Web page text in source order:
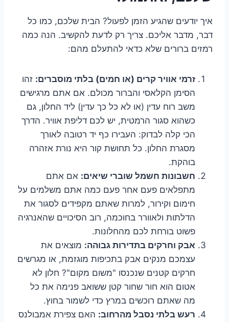
איך יודעים שהגיע הזמן לפעול? הבית שלכם, כמו כל
דבר, מדבר אליכם. צריך רק לדעת להקשיב. הנה כמה
רמזים ברורים שלא כדאי להתעלם מהם:
זרמי אוויר קרים (או חמים) בלתי מוסברים: זהו
הסימן הקלאסי והברור מכולם. אם אתם מרגישים
משב רוח עדין (או לא כל כך עדין) ליד החלון, גם
כשהוא סגור הרמטית, יש לכם דליפת אוויר. הדרך
הכי קלה לבדוק: העבירו כף יד רטובה לאורך
מסגרת החלון. כל תחושת קור היא נורת אזהרה
בוהקת.
חשבונות חשמל שוברי שיאים: אם אתם
מתפלאים פעם אחר פעם כמה אתם משלמים על
חימום וקירור, למרות שאתם מקפידים לסגור את
הדלתות ולאוורר בחוכמה, רוב הסיכויים שהאנרגיה
פשוט בורחת לכם מהחלונות.
אבק וחרקים בתדירות גבוהה: מוצאים את
עצמכם מנקים אבק בתכיפות מוגזמת, או מגרשים
חרקים קטנים שנכנסו "משום מקום"? חלון לא
אטום הוא חור שחור קטן ששואב פנימה את כל
מה שאתם רוכשים במרץ כדי לשמור בחוץ.
רעש בלתי נסבל מהרחוב: האם צפירת אמבולנס